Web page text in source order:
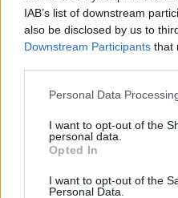
IAB’s list of downstream
also be disclosed by us to
Downstream Participants that
Please note that this
not limited to your visit or
grant or deny consent to
use your data for below
consent section.
Personal Data
I want to opt-out of the
personal data.
Opted In
I want to opt-out of the
Personal Data.
Viajes programados